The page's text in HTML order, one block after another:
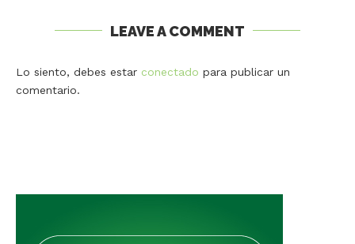
LEAVE A COMMENT
Lo siento, debes estar conectado para publicar un
comentario.